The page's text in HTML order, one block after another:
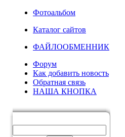
Фотоальбом
Каталог сайтов
ФАЙЛООБМЕННИК
Форум
Как добавить новость
Обратная связь
НАША КНОПКА